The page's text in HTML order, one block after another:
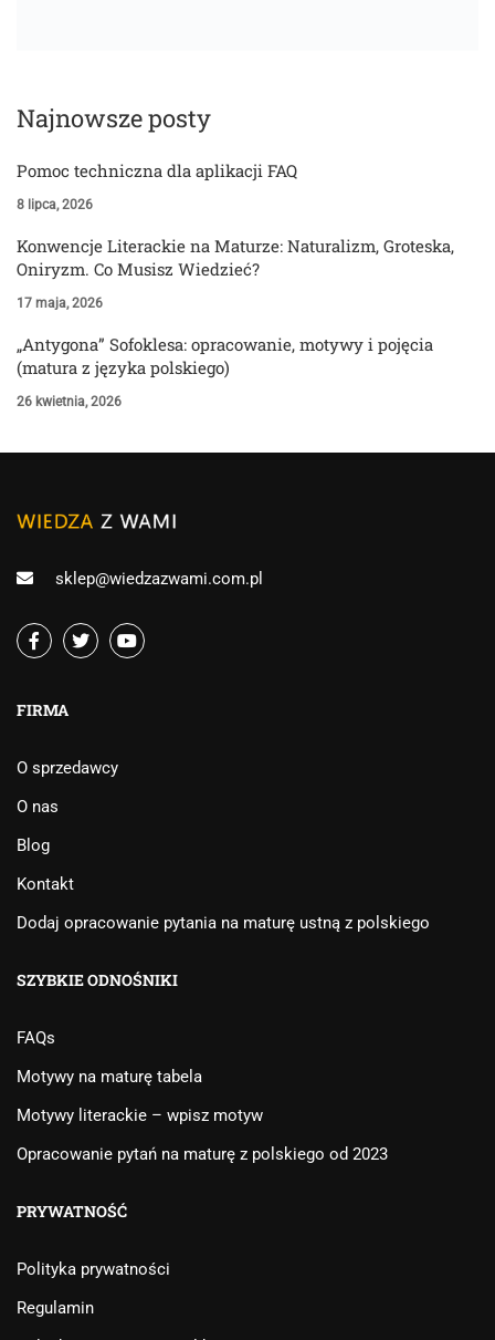
Najnowsze posty
Pomoc techniczna dla aplikacji FAQ
8 lipca, 2026
Konwencje Literackie na Maturze: Naturalizm, Groteska,
Oniryzm. Co Musisz Wiedzieć?
17 maja, 2026
„Antygona” Sofoklesa: opracowanie, motywy i pojęcia
(matura z języka polskiego)
26 kwietnia, 2026
sklep@wiedzazwami.com.pl
FIRMA
O sprzedawcy
O nas
Blog
Kontakt
Dodaj opracowanie pytania na maturę ustną z polskiego
SZYBKIE ODNOŚNIKI
FAQs
Motywy na maturę tabela
Motywy literackie – wpisz motyw
Opracowanie pytań na maturę z polskiego od 2023
PRYWATNOŚĆ
Polityka prywatności
Regulamin